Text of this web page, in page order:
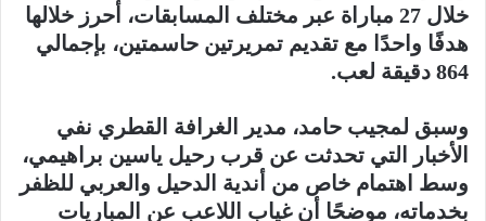
خلال 27 مباراة عبر مختلف المسابقات، أحرز خلالها
هدفًا واحدًا مع تقديم تمريرتين حاسمتين، بإجمالي
864 دقيقة لعب.
وسبق لمجيب حامد، مدير الغرافة القطري نفي
الأخبار التي تحدثت عن قرب رحيل ياسين براهيمي،
وسط اهتمام خاص من أندية الدحيل والعربي للظفر
بخدماته، موضحًا أن غياب اللاعب عن المباريات